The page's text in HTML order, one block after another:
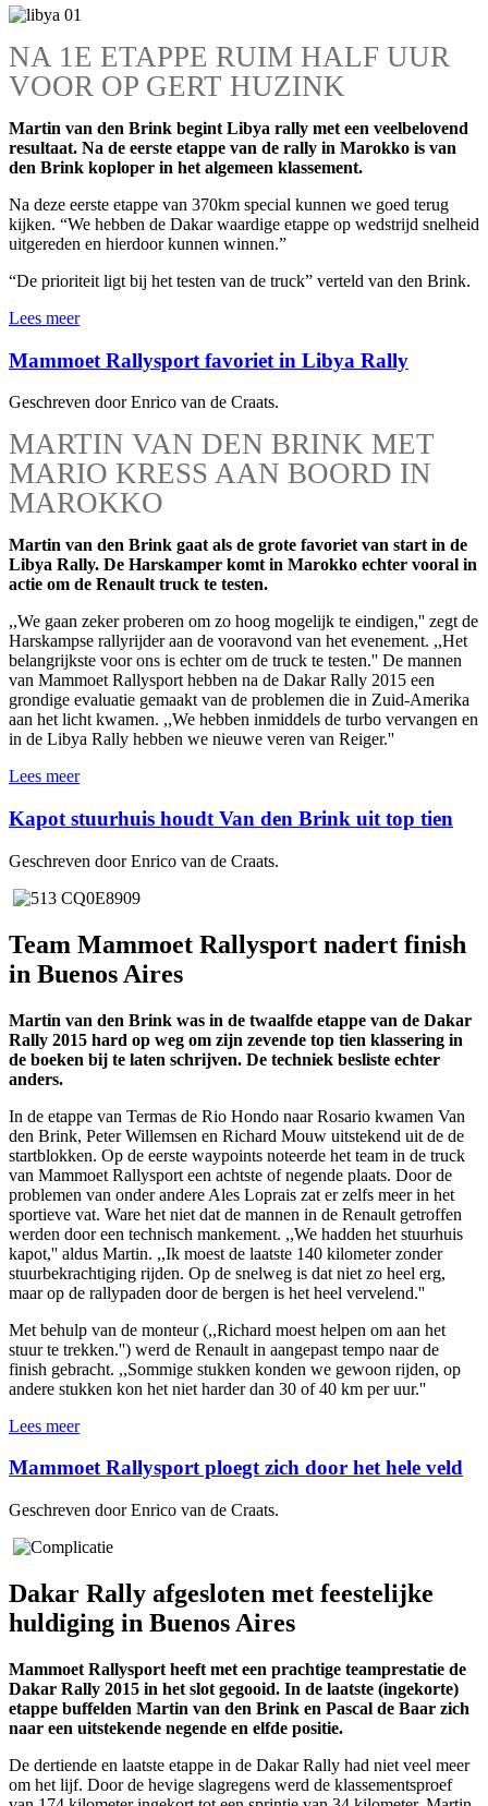
NA 1E ETAPPE RUIM HALF UUR
VOOR OP GERT HUZINK
Martin van den Brink begint Libya rally met een veelbelovend
resultaat. Na de eerste etappe van de rally in Marokko is van
den Brink koploper in het algemeen klassement.
Na deze eerste etappe van 370km special kunnen we goed terug
kijken. “We hebben de Dakar waardige etappe op wedstrijd snelheid
uitgereden en hierdoor kunnen winnen.”
“De prioriteit ligt bij het testen van de truck” verteld van den Brink.
Lees meer
Mammoet Rallysport favoriet in Libya Rally
Geschreven door Enrico van de Craats.
MARTIN VAN DEN BRINK MET
MARIO KRESS AAN BOORD IN
MAROKKO
Martin van den Brink gaat als de grote favoriet van start in de
Libya Rally. De Harskamper komt in Marokko echter vooral in
actie om de Renault truck te testen.
,,We gaan zeker proberen om zo hoog mogelijk te eindigen,'' zegt de
Harskampse rallyrijder aan de vooravond van het evenement. ,,Het
belangrijkste voor ons is echter om de truck te testen.'' De mannen
van Mammoet Rallysport hebben na de Dakar Rally 2015 een
grondige evaluatie gemaakt van de problemen die in Zuid-Amerika
aan het licht kwamen. ,,We hebben inmiddels de turbo vervangen en
in de Libya Rally hebben we nieuwe veren van Reiger.''
Lees meer
Kapot stuurhuis houdt Van den Brink uit top tien
Geschreven door Enrico van de Craats.
Team Mammoet Rallysport nadert finish
in Buenos Aires
Martin van den Brink was in de twaalfde etappe van de Dakar
Rally 2015 hard op weg om zijn zevende top tien klassering in
de boeken bij te laten schrijven. De techniek besliste echter
anders.
In de etappe van Termas de Rio Hondo naar Rosario kwamen Van
den Brink, Peter Willemsen en Richard Mouw uitstekend uit de de
startblokken. Op de eerste waypoints noteerde het team in de truck
van Mammoet Rallysport een achtste of negende plaats. Door de
problemen van onder andere Ales Loprais zat er zelfs meer in het
sportieve vat. Ware het niet dat de mannen in de Renault getroffen
werden door een technisch mankement. ,,We hadden het stuurhuis
kapot,'' aldus Martin. ,,Ik moest de laatste 140 kilometer zonder
stuurbekrachtiging rijden. Op de snelweg is dat niet zo heel erg,
maar op de rallypaden door de bergen is het heel vervelend.''
Met behulp van de monteur (,,Richard moest helpen om aan het
stuur te trekken.'') werd de Renault in aangepast tempo naar de
finish gebracht. ,,Sommige stukken konden we gewoon rijden, op
andere stukken kon het niet harder dan 30 of 40 km per uur.''
Lees meer
Mammoet Rallysport ploegt zich door het hele veld
Geschreven door Enrico van de Craats.
Dakar Rally afgesloten met feestelijke
huldiging in Buenos Aires
Mammoet Rallysport heeft met een prachtige teamprestatie de
Dakar Rally 2015 in het slot gegooid. In de laatste (ingekorte)
etappe buffelden Martin van den Brink en Pascal de Baar zich
naar een uitstekende negende en elfde positie.
De dertiende en laatste etappe in de Dakar Rally had niet veel meer
om het lijf. Door de hevige slagregens werd de klassementsproef